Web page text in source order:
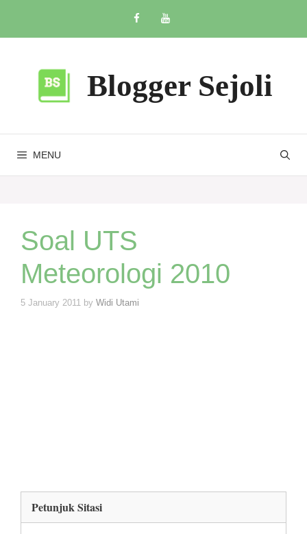
content
Blogger Sejoli
MENU
Soal UTS
Meteorologi 2010
5 January 2011 by Widi Utami
Petunjuk Sitasi